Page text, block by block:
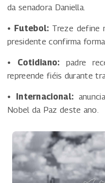
da senadora Daniella.
• Futebol: Treze define
presidente confirma
• Cotidiano: padre
repreende fiéis durante
• Internacional:
Nobel da Paz deste ano.